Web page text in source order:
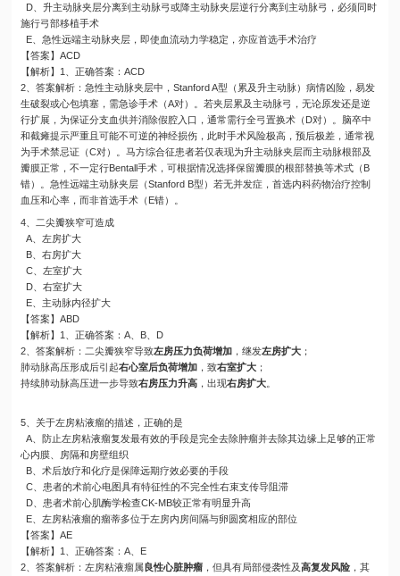
D、升主动脉夹层分离到主动脉弓或降主动脉夹层逆行分离到主动脉弓，必须同时
施行弓部移植手术
E、急性远端主动脉夹层，即使血流动力学稳定，亦应首选手术治疗
【答案】ACD
【解析】1、正确答案：ACD
2、答案解析：急性主动脉夹层中，Stanford A型（累及升主动脉）病情凶险，易发
生破裂或心包填塞，需急诊手术（A对）。若夹层累及主动脉弓，无论原发还是逆
行扩展，为保证分支血供并消除假腔入口，通常需行全弓置换术（D对）。脑卒中
和截瘫提示严重且可能不可逆的神经损伤，此时手术风险极高，预后极差，通常视
为手术禁忌证（C对）。马方综合征患者若仅表现为升主动脉夹层而主动脉根部及
瓣膜正常，不一定行Bentall手术，可根据情况选择保留瓣膜的根部替换等术式（B
错）。急性远端主动脉夹层（Stanford B型）若无并发症，首选内科药物治疗控制
血压和心率，而非首选手术（E错）。
4、二尖瓣狭窄可造成
A、左房扩大
B、右房扩大
C、左室扩大
D、右室扩大
E、主动脉内径扩大
【答案】ABD
【解析】1、正确答案：A、B、D
2、答案解析：二尖瓣狭窄导致左房压力负荷增加 ，继发左房扩大 ；
肺动脉高压形成后引起右心室后负荷增加 ，致右室扩大 ；
持续肺动脉高压进一步导致右房压力升高 ，出现右房扩大
5、关于左房粘液瘤的描述，正确的是
A、防止左房粘液瘤复发最有效的手段是完全去除肿瘤并去除其边缘上足够的正常
心内膜、房隔和房壁组织
B、术后放疗和化疗是保障远期疗效必要的手段
C、患者的术前心电图具有特征性的不完全性右束支传导阻滞
D、患者术前心肌酶学检查CK-MB较正常有明显升高
E、左房粘液瘤的瘤蒂多位于左房内房间隔与卵圆窝相应的部位
【答案】AE
【解析】1、正确答案：A、E
2、答案解析：左房粘液瘤属良性心脏肿瘤 ，但具有局部侵袭性及高复发风险 ，其